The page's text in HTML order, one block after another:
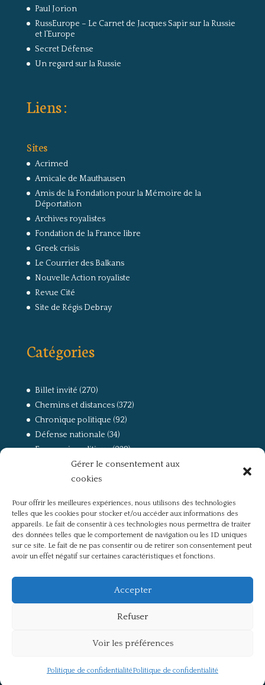
Gérer le consentement aux
cookies
Pour offrir les meilleures expériences, nous utilisons des technologies
telles que les cookies pour stocker et/ou accéder aux informations des
appareils. Le fait de consentir à ces technologies nous permettra de traiter
des données telles que le comportement de navigation ou les ID uniques
sur ce site. Le fait de ne pas consentir ou de retirer son consentement peut
avoir un effet négatif sur certaines caractéristiques et fonctions.
Accepter
Refuser
Voir les préférences
Politique de confidentialitéPolitique de confidentialité
Paul Jorion
RussEurope – Le Carnet de Jacques Sapir sur la Russie
et l’Europe
Secret Défense
Un regard sur la Russie
Liens :
Sites
Acrimed
Amicale de Mauthausen
Amis de la Fondation pour la Mémoire de la
Déportation
Archives royalistes
Fondation de la France libre
Greek crisis
Le Courrier des Balkans
Nouvelle Action royaliste
Revue Cité
Site de Régis Debray
Catégories
Billet invité (270)
Chemins et distances(372)
Chronique politique (92)
Défense nationale (34)
Economie politique(238)
(168)
La guerre, la Résistance et la Déportation
Non classé(42)
Partis politiques, intelligentsia, médias(750)
Présentation(4)
Références(57)